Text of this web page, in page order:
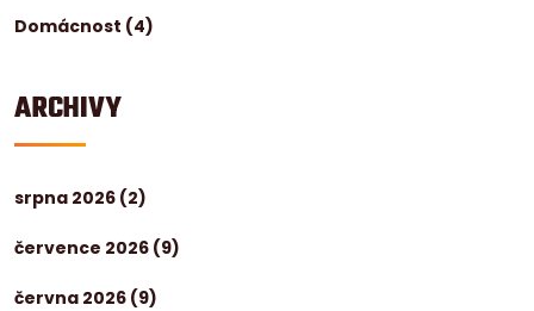
Domácnost (4)
ARCHIVY
srpna 2026 (2)
července 2026 (9)
června 2026 (9)